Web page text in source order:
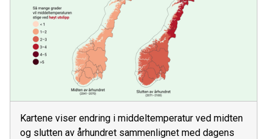
Kartene viser endring i middeltemperatur ved midten
og slutten av århundret sammenlignet med dagens